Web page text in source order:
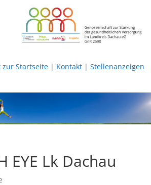
zur Startseite| Kontakt| Stellenanzeigen
EYE Lk Dachau